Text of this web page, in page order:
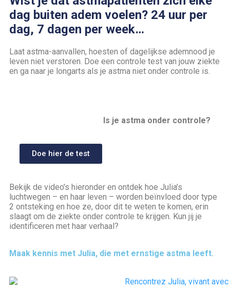
dag buiten adem voelen? 24 uur per
dag, 7 dagen per week…
Laat astma-aanvallen, hoesten of dagelijkse ademnood je
leven niet verstoren. Doe een controle test van jouw ziekte
en ga naar je longarts als je astma niet onder controle is.
Is je astma onder controle?
Doe hier de test
Bekijk de video’s hieronder en ontdek hoe Julia’s
luchtwegen – en haar leven – worden beïnvloed door type
2 ontsteking en hoe ze, door dit te weten te komen, erin
slaagt om de ziekte onder controle te krijgen. Kun jij je
identificeren met haar verhaal?
Maak kennis met Julia, die met ernstige astma leeft.